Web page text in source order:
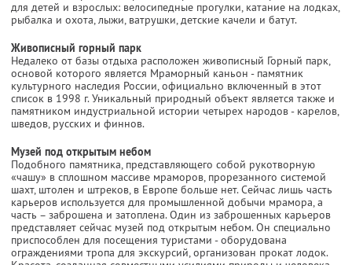
для детей и взрослых: велосипедные прогулки, катание на лодках,
рыбалка и охота, лыжи, ватрушки, детские качели и батут.
Живописный горный парк
Недалеко от базы отдыха расположен живописный Горный парк,
основой которого является Мраморный каньон - памятник
культурного наследия России, официально включенный в этот
список в 1998 г. Уникальный природный объект является также и
памятником индустриальной истории четырех народов - карелов,
шведов, русских и финнов.
Музей под открытым небом
Подобного памятника, представляющего собой рукотворную
«чашу» в сплошном массиве мраморов, прорезанного системой
шахт, штолен и штреков, в Европе больше нет. Сейчас лишь часть
карьеров используется для промышленной добычи мрамора, а
часть – заброшена и затоплена. Один из заброшенных карьеров
представляет сейчас музей под открытым небом. Он специально
приспособлен для посещения туристами - оборудована
ограждениями тропа для экскурсий, организован прокат лодок.